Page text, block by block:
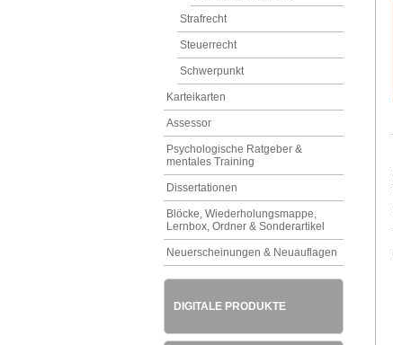
Strafrecht
Steuerrecht
Schwerpunkt
Karteikarten
Assessor
Psychologische Ratgeber &
mentales Training
Dissertationen
Blöcke, Wiederholungsmappe,
Lernbox, Ordner & Sonderartikel
Neuerscheinungen & Neuauflagen
DIGITALE PRODUKTE